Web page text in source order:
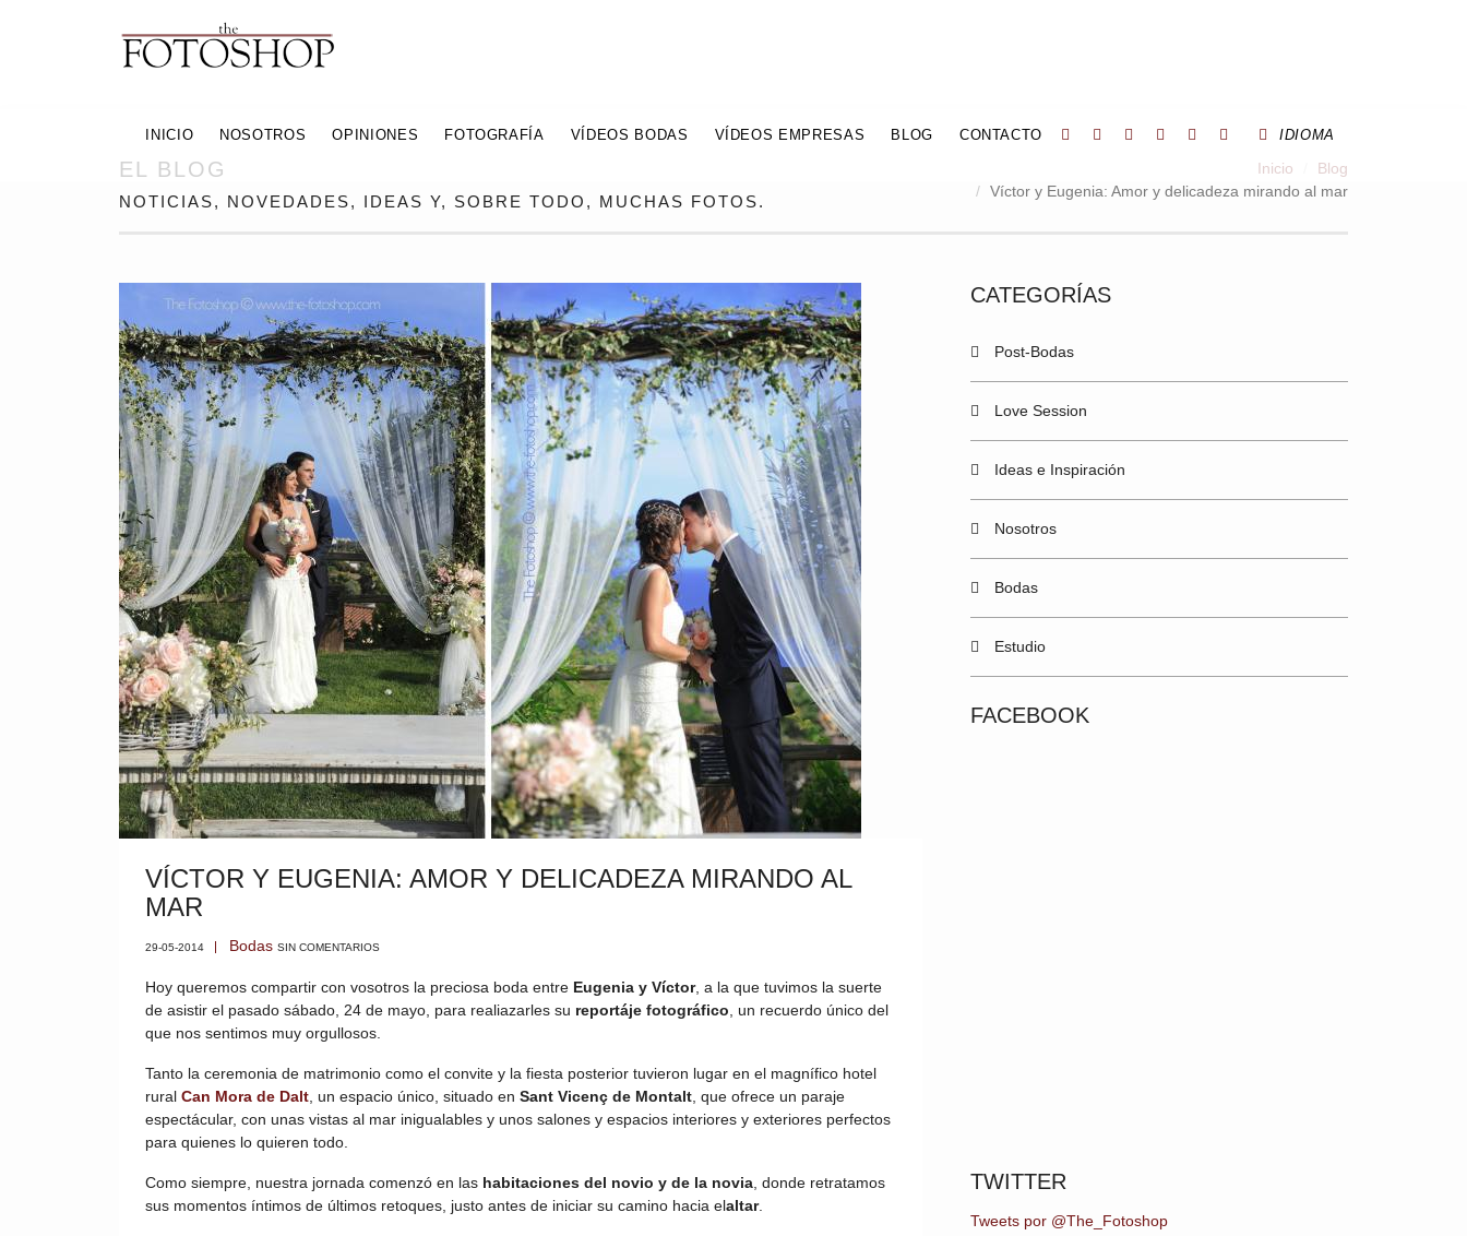
INICIO NOSOTROS OPINIONES FOTOGRAFÍA VÍDEOS BODAS VÍDEOS EMPRESAS BLOG CONTACTO IDIOMA
EL BLOG
NOTICIAS, NOVEDADES, IDEAS Y, SOBRE TODO, MUCHAS FOTOS.
Inicio
Blog
Víctor y Eugenia: Amor y delicadeza mirando al mar
VÍCTOR Y EUGENIA: AMOR Y DELICADEZA MIRANDO AL
MAR
29-05-2014 Bodas SIN COMENTARIOS
Hoy queremos compartir con vosotros la preciosa boda entre Eugenia y Víctor, a la que tuvimos la suerte
de asistir el pasado sábado, 24 de mayo, para realiazarles su reportáje fotográfico , un recuerdo único del
que nos sentimos muy orgullosos.
Tanto la ceremonia de matrimonio como el convite y la fiesta posterior tuvieron lugar en el magnífico hotel
rural Can Mora de Dalt , un espacio único, situado en Sant Vicenç de Montalt , que ofrece un paraje
espectácular, con unas vistas al mar inigualables y unos salones y espacios interiores y exteriores perfectos
para quienes lo quieren todo.
Como siempre, nuestra jornada comenzó en las habitaciones del novio y de la novia , donde retratamos
sus momentos íntimos de últimos retoques, justo antes de iniciar su camino hacia elaltar.
CATEGORÍAS
Post-Bodas
Love Session
Ideas e Inspiración
Nosotros
Bodas
Estudio
FACEBOOK
TWITTER
Tweets por @The_Fotoshop